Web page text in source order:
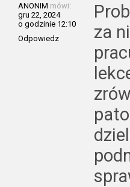
ANONIM mówi:
gru 22, 2024
o godzinie 12:10
Odpowiedz
za